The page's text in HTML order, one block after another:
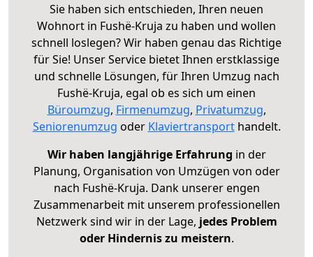
Sie haben sich entschieden, Ihren neuen
Wohnort in Fushë-Kruja zu haben und wollen
schnell loslegen? Wir haben genau das Richtige
für Sie! Unser Service bietet Ihnen erstklassige
und schnelle Lösungen, für Ihren Umzug nach
Fushë-Kruja, egal ob es sich um einen
Büroumzug, Firmenumzug, Privatumzug,
Seniorenumzug oder Klaviertransporthandelt.
Wir haben langjährige Erfahrung in der
Planung, Organisation von Umzügen von oder
nach Fushë-Kruja. Dank unserer engen
Zusammenarbeit mit unserem professionellen
Netzwerk sind wir in der Lage, jedes Problem
oder Hindernis zu meistern.